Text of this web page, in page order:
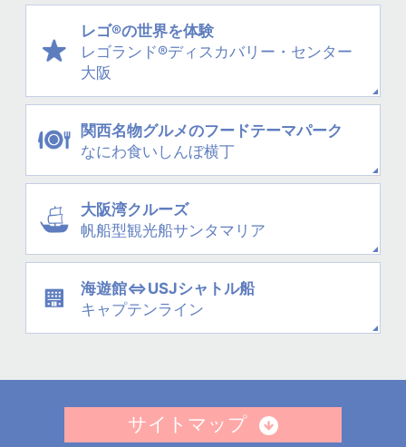
レゴ®の世界を体験
レゴランド®ディスカバリー・ センター
大阪
関西名物グルメのフードテーマパーク
なにわ食いしんぼ横丁
大阪湾クルーズ
帆船型観光船サンタマリア
海遊館⇔USJシャトル船
キャプテンライン
サイトマップ